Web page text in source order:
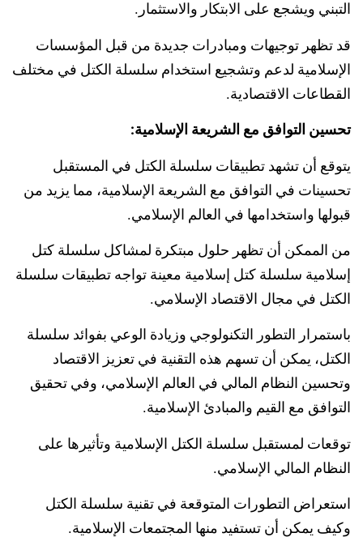
التبني ويشجع على الابتكار والاستثمار.
قد تظهر توجيهات ومبادرات جديدة من قبل المؤسسات
الإسلامية لدعم وتشجيع استخدام سلسلة الكتل في مختلف
القطاعات الاقتصادية.
تحسين التوافق مع الشريعة الإسلامية:
يتوقع أن تشهد تطبيقات سلسلة الكتل في المستقبل
تحسينات في التوافق مع الشريعة الإسلامية، مما يزيد من
قبولها واستخدامها في العالم الإسلامي.
من الممكن أن تظهر حلول مبتكرة لمشاكل سلسلة كتل
إسلامية سلسلة كتل إسلامية معينة تواجه تطبيقات سلسلة
الكتل في مجال الاقتصاد الإسلامي.
باستمرار التطور التكنولوجي وزيادة الوعي بفوائد سلسلة
الكتل، يمكن أن تسهم هذه التقنية في تعزيز الاقتصاد
وتحسين النظام المالي في العالم الإسلامي، وفي تحقيق
التوافق مع القيم والمبادئ الإسلامية.
توقعات لمستقبل سلسلة الكتل الإسلامية وتأثيرها على
النظام المالي الإسلامي.
استعراض التطورات المتوقعة في تقنية سلسلة الكتل
وكيف يمكن أن تستفيد منها المجتمعات الإسلامية.